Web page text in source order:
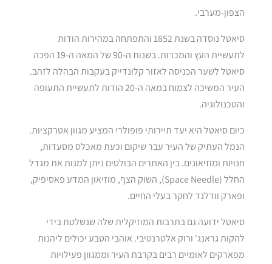
הצפון-מערבי.
סיאטל נוסדה בשנת 1852 והתפתחה במהירות הודות
לתעשיית העץ והמכרות. בשנות ה-90 של המאה ה-19 הפכה
סיאטל לשער הכניסה לאזור קלונדייק בעקבות הבהלה לזהב.
העיר המשיכה לצמוח במאה ה-20 הודות לתעשיית התעופה
והטכנולוגיה.
כיום סיאטל היא יעד תיירותי פופולרי המציע מגוון אטרקציות.
הנמל העתיק של העיר עבר שיקום וכעת מאכלס מסעדות,
חנויות ומוזיאונים. בין האתרים הבולטים ניתן למנות את מגדל
החלל (Space Needle), השוק הצף, מוזיאון המדע פאסיפיק,
ופארק וודלנד לחקר בעלי החיים.
סיאטל ידועה גם בתרבות המוזיקלית שלה שנשלטת בידי
להקות גראנג' ורוק אלטרנטיבי. אוהבי הטבע יכולים ליהנות
מפארקים לאומיים רבים בקרבת העיר וממגוון פעילויות